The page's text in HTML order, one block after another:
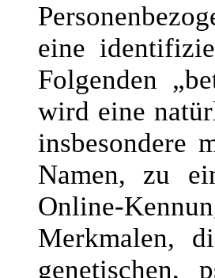
eine
Folgenden
wird eine
insbesondere
Namen, zu
Online-
Merkmalen,
genetischen,